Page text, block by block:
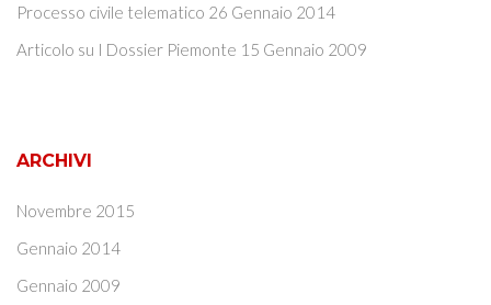
Processo civile telematico 26 Gennaio 2014
Articolo su I Dossier Piemonte 15 Gennaio 2009
ARCHIVI
Novembre 2015
Gennaio 2014
Gennaio 2009